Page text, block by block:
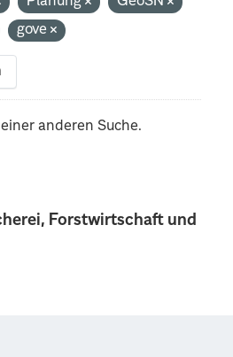
Forstwirtschaft und
gove
anderen Suche.